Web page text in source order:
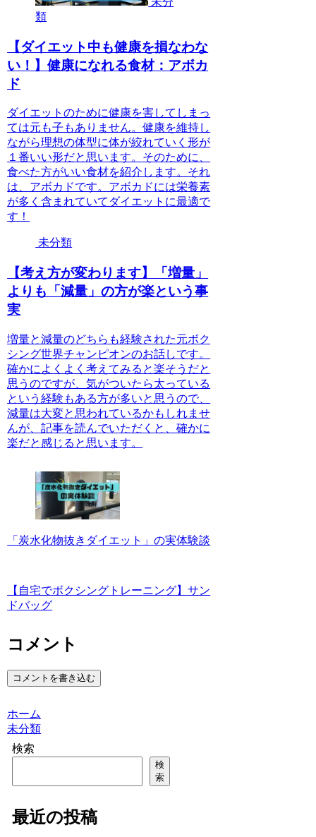
類
【ダイエット中も健康を損なわな
い！】健康になれる食材：アボカ
ド
ダイエットのために健康を害してしまっ
ては元も子もありません。健康を維持し
ながら理想の体型に体が絞れていく形が
１番いい形だと思います。そのために、
食べた方がいい食材を紹介します。それ
は、アボカドです。アボカドには栄養素
が多く含まれていてダイエットに最適で
す！
未分類
【考え方が変わります】「増量」
よりも「減量」の方が楽という事
実
増量と減量のどちらも経験された元ボク
シング世界チャンピオンのお話しです。
確かによくよく考えてみると楽そうだと
思うのですが、気がついたら太っている
という経験もある方が多いと思うので、
減量は大変と思われているかもしれませ
んが、記事を読んでいただくと、確かに
楽だと感じると思います。
「炭水化物抜きダイエット」の実体験談
【自宅でボクシングトレーニング】サン
ドバッグ
コメント
コメントを書き込む
ホーム
未分類
検索
検
索
最近の投稿